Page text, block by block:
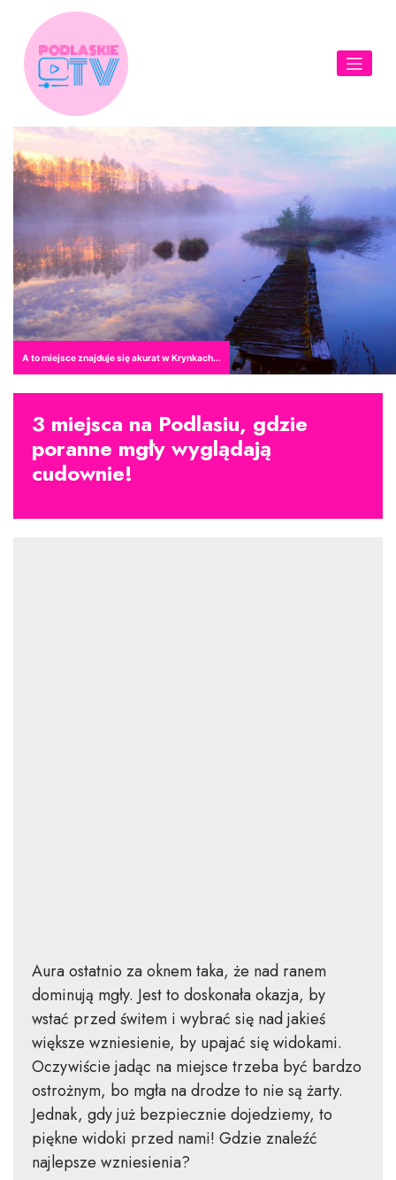
content
A to miejsce znajduje się akurat w Krynkach...
3 miejsca na Podlasiu, gdzie
poranne mgły wyglądają
cudownie!
Aura ostatnio za oknem taka, że nad ranem
dominują mgły. Jest to doskonała okazja, by
wstać przed świtem i wybrać się nad jakieś
większe wzniesienie, by upajać się widokami.
Oczywiście jadąc na miejsce trzeba być bardzo
ostrożnym, bo mgła na drodze to nie są żarty.
Jednak, gdy już bezpiecznie dojedziemy, to
piękne widoki przed nami! Gdzie znaleźć
najlepsze wzniesienia?